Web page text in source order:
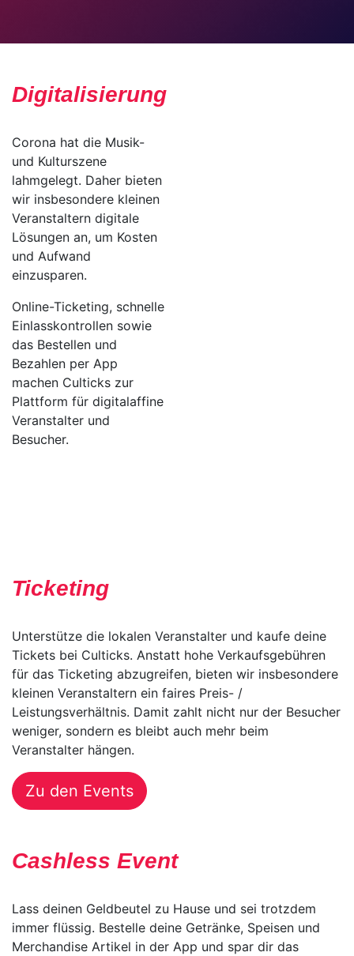
Digitalisierung
Corona hat die Musik-
und Kulturszene
lahmgelegt. Daher bieten
wir insbesondere kleinen
Veranstaltern digitale
Lösungen an, um Kosten
und Aufwand
einzusparen.
Online-Ticketing, schnelle
Einlasskontrollen sowie
das Bestellen und
Bezahlen per App
machen Culticks zur
Plattform für digitalaffine
Veranstalter und
Besucher.
Ticketing
Unterstütze die lokalen Veranstalter und kaufe deine
Tickets bei Culticks. Anstatt hohe Verkaufsgebühren
für das Ticketing abzugreifen, bieten wir insbesondere
kleinen Veranstaltern ein faires Preis- /
Leistungsverhältnis. Damit zahlt nicht nur der Besucher
weniger, sondern es bleibt auch mehr beim
Veranstalter hängen.
Zu den Events
Cashless Event
Lass deinen Geldbeutel zu Hause und sei trotzdem
immer flüssig. Bestelle deine Getränke, Speisen und
Merchandise Artikel in der App und spar dir das